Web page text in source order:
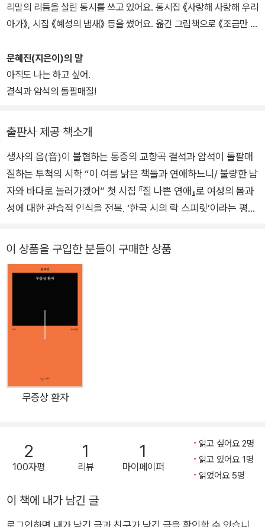
리말의 리듬을 살린 동시를 쓰고 있어요. 동시집 《사랑해 사랑해 우리
아가》, 시집 《혜성의 냄새》 등을 썼어요. 옮긴 그림책으로 《조금만 기
문혜진(지은이)의 말
아직도 나는 하고 싶어.
결석과 암석의 돌팔매질!
출판사 제공 책소개
생사의 음(音)이 불협하는 통증의 교향곡 결석과 암석이 돌팔매
질하는 투척의 시학 “이 여름 낡은 책들과 연애하느니/ 불량한 남
자와 바다로 놀러가겠어” 첫 시집 『질 나쁜 연애』로 여성의 몸과
성에 대한 관습적 인식을 전복, ‘한국 시의 락 스피릿’이라는 평가
『혜성의 냄새』를 출간했다. 김수영 문학상 수상작 『검은 표범 여
유로워졌고 상상의 깊이는 무한해졌다. 우주와 인간을 긴밀하게
간의 한계를 자유자재로 연장하며 시선이 닿는 모든 곳을 시적 공
간으로 축조해 낸다. 돌을 던지는 저항은 여전하되, 지난 시집들
관악기, 바이올린, 토카타, 푸가 등 클래식적 오브제와 활, 행성,
돌, 모래, 물 등 자연적 메타포를 통해 생의 고단과 존재의 아이러
로, 칼로 열어도 꽉 다문 뻘 힘의 바다조개, 피투성이 그 마더의
칼로 수탉의 목을 치고 메기 머리통을 찍어 우리들을 먹였지 마더
의 칼과 피, 마더의 몸에서 내가 처음 내쳐질 때, 계속 머무르고
싶었던 따스하고 둥근 마더의 바다, 우리는 그때부터 칼로, 칼로,
이 상품을 구입한 분들이 구매한 상품
무증상 환자
2
100자평
1
리뷰
1
마이페이퍼
읽고 싶어요 2명
읽고 있어요 1명
읽었어요 5명
이 책에 내가 남긴 글